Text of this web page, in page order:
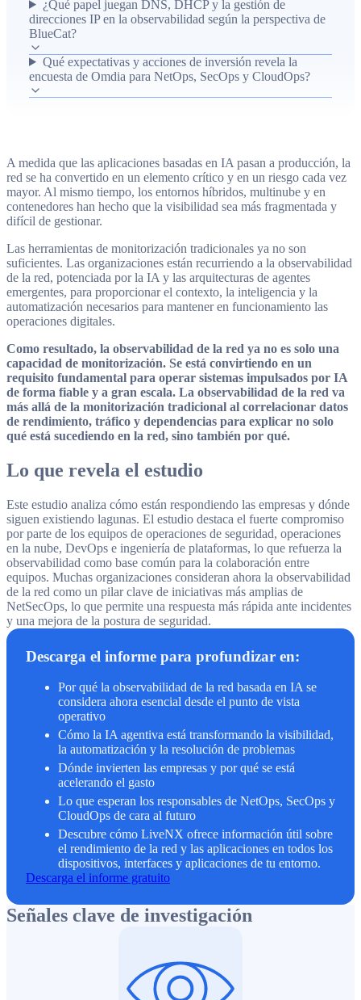
estudio revela un aumento previsto en inversión y uso de
observabilidad de red en los próximos dos años, destaca la
importancia de compartir datos entre equipos y muestra que
la IA está cumpliendo o superando expectativas en casos de
observabilidad. BlueCat ofrece soluciones que integran
operativas.
¿Qué papel juegan DNS, DHCP y la gestión de
direcciones IP en la observabilidad según la perspectiva de
BlueCat?
Qué expectativas y acciones de inversión revela la
encuesta de Omdia para NetOps, SecOps y CloudOps?
A medida que las aplicaciones basadas en IA pasan a producción, la
red se ha convertido en un elemento crítico y en un riesgo cada vez
mayor. Al mismo tiempo, los entornos híbridos, multinube y en
contenedores han hecho que la visibilidad sea más fragmentada y
difícil de gestionar.
Las herramientas de monitorización tradicionales ya no son
suficientes. Las organizaciones están recurriendo a la observabilidad
de la red, potenciada por la IA y las arquitecturas de agentes
emergentes, para proporcionar el contexto, la inteligencia y la
automatización necesarios para mantener en funcionamiento las
operaciones digitales.
Como resultado, la observabilidad de la red ya no es solo una
capacidad de monitorización. Se está convirtiendo en un
requisito fundamental para operar sistemas impulsados por IA
de forma fiable y a gran escala. La observabilidad de la red va
más allá de la monitorización tradicional al correlacionar datos
de rendimiento, tráfico y dependencias para explicar no solo
qué está sucediendo en la red, sino también por qué.
Lo que revela el estudio
Este estudio analiza cómo están respondiendo las empresas y dónde
siguen existiendo lagunas. El estudio destaca el fuerte compromiso
por parte de los equipos de operaciones de seguridad, operaciones
en la nube, DevOps e ingeniería de plataformas, lo que refuerza la
observabilidad como base común para la colaboración entre
equipos. Muchas organizaciones consideran ahora la observabilidad
de la red como un pilar clave de iniciativas más amplias de
NetSecOps, lo que permite una respuesta más rápida ante incidentes
y una mejora de la postura de seguridad.
Descarga el informe para profundizar en:
Por qué la observabilidad de la red basada en IA se
considera ahora esencial desde el punto de vista
operativo
Cómo la IA agentiva está transformando la visibilidad,
la automatización y la resolución de problemas
Dónde invierten las empresas y por qué se está
acelerando el gasto
Lo que esperan los responsables de NetOps, SecOps y
CloudOps de cara al futuro
Descubre cómo LiveNX ofrece información útil sobre
el rendimiento de la red y las aplicaciones en todos los
dispositivos, interfaces y aplicaciones de tu entorno.
Descarga el informe gratuito
Señales clave de investigación